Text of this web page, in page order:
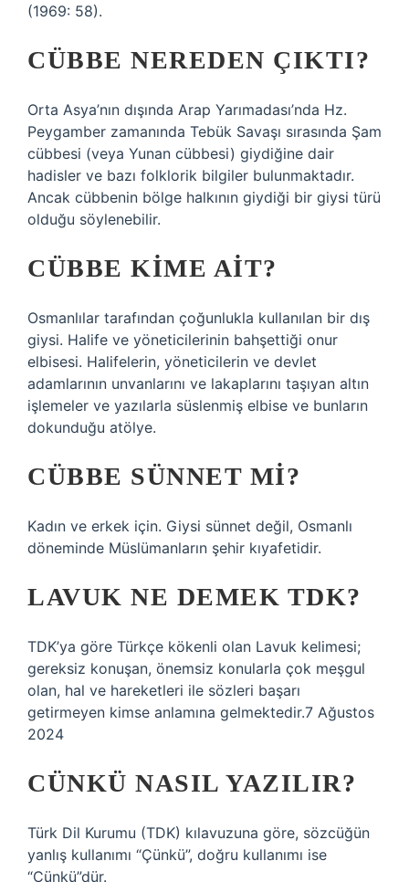
(1969: 58).
CÜBBE NEREDEN ÇIKTI?
Orta Asya’nın dışında Arap Yarımadası’nda Hz.
Peygamber zamanında Tebük Savaşı sırasında Şam
cübbesi (veya Yunan cübbesi) giydiğine dair
hadisler ve bazı folklorik bilgiler bulunmaktadır.
Ancak cübbenin bölge halkının giydiği bir giysi türü
olduğu söylenebilir.
CÜBBE KIME AIT?
Osmanlılar tarafından çoğunlukla kullanılan bir dış
giysi. Halife ve yöneticilerinin bahşettiği onur
elbisesi. Halifelerin, yöneticilerin ve devlet
adamlarının unvanlarını ve lakaplarını taşıyan altın
işlemeler ve yazılarla süslenmiş elbise ve bunların
dokunduğu atölye.
CÜBBE SÜNNET MI?
Kadın ve erkek için. Giysi sünnet değil, Osmanlı
döneminde Müslümanların şehir kıyafetidir.
LAVUK NE DEMEK TDK?
TDK’ya göre Türkçe kökenli olan Lavuk kelimesi;
gereksiz konuşan, önemsiz konularla çok meşgul
olan, hal ve hareketleri ile sözleri başarı
getirmeyen kimse anlamına gelmektedir.7 Ağustos
2024
CÜNKÜ NASIL YAZILIR?
Türk Dil Kurumu (TDK) kılavuzuna göre, sözcüğün
yanlış kullanımı “Çünkü”, doğru kullanımı ise
“Çünkü”dür.